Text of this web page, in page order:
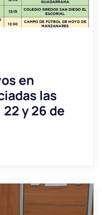
en
las
22 y 26 de